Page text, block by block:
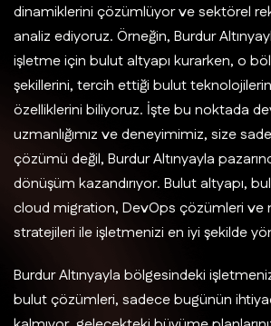
dinamiklerini çözümlüyor ve sektörel
analiz ediyoruz. Örneğin, Burdur
işletme için bulut altyapı kurarken, o
şekillerini, tercih ettiği bulut
özelliklerini biliyoruz. İşte bu noktada
uzmanlığımız ve deneyimimiz, size
çözümü değil, Burdur Altınyayla
dönüşüm kazandırıyor. Bulut altyapı,
cloud migration, DevOps çözümleri
stratejileri ile işletmenizi en iyi şekilde
Burdur Altınyayla bölgesindeki işletmeniz
bulut çözümleri, sadece bugünün